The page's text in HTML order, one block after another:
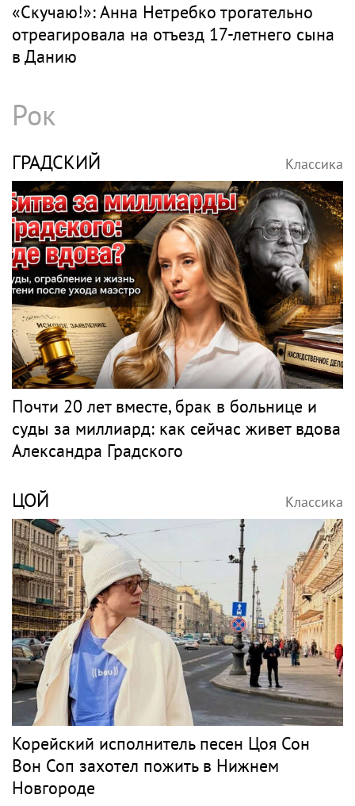
«Скучаю!»: Анна Нетребко трогательно
отреагировала на отъезд 17-летнего сына
в Данию
Рок
ГРАДСКИЙ Классика
Почти 20 лет вместе, брак в больнице и
суды за миллиард: как сейчас живет вдова
Александра Градского
ЦОЙ Классика
Корейский исполнитель песен Цоя Сон
Вон Соп захотел пожить в Нижнем
Новгороде